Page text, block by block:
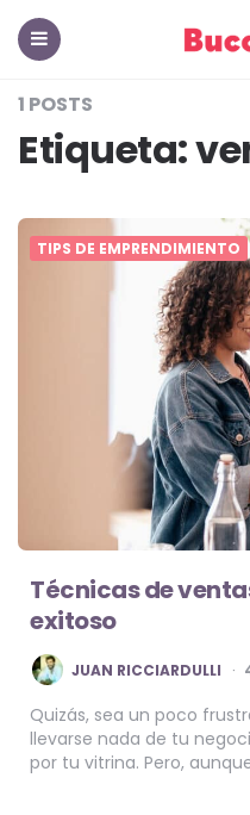
1 POSTS
Etiqueta:
TIPS DE EMPRENDIMIENTO
Técnicas de
exitoso
POSTED
BY
JUAN RICCIARDULLI
Quizás, sea un poco
llevarse nada de tu
por tu vitrina. Pero,